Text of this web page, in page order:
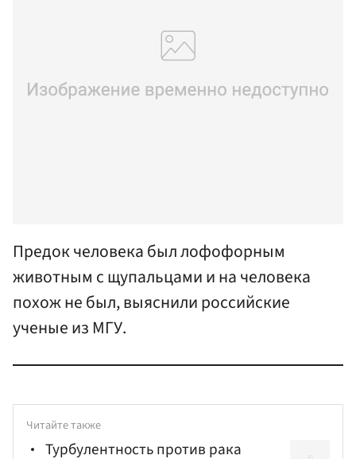
Предок человека был лофофорным
животным с щупальцами и на человека
похож не был, выяснили российские
ученые из МГУ.
Читайте также
Турбулентность против рака